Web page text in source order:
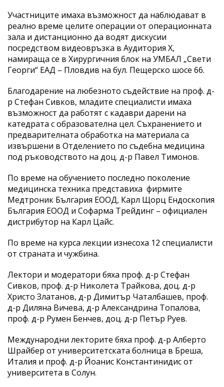
Участниците имаха възможност да наблюдават в
реално време целите операции от операционната
зала и дистанционно да водят дискусии
посредством видеовръзка в Аудитория X,
намираща се в Хирургичния блок на УМБАЛ „Свети
Георги“ ЕАД – Пловдив на бул. Пещерско шосе 66.
Благодарение на любезното съдействие на проф. д-
р Стефан Сивков, младите специалисти имаха
възможност да работят с кадаври дарени на
катедрата с образователна цел. Съхранението и
предварителната обработка на материала са
извършени в Отделението по съдебна медицина
под ръководството на доц. д-р Павел Тимонов.
По време на обучението последно поколение
медицинска техника представиха фирмите
Медтроник България ЕООД, Карл Щорц Ендоскопия
България ЕООД и Софарма Трейдинг – официален
дистрибутор на Карл Цайс.
По време на курса лекции изнесоха 12 специалисти
от страната и чужбина.
Лектори и модератори бяха проф. д-р Стефан
Сивков, проф. д-р Николета Трайкова, доц. д-р
Христо Златанов, д-р Димитър Чаталбашев, проф.
д-р Диляна Вичева, д-р Александрина Топалова,
проф. д-р Румен Бенчев, доц. д-р Петър Руев.
Международни лекторите бяха проф. д-р Алберто
Шрайбер от университетската болница в Бреша,
Италия и проф. д-р Йоанис Константинидис от
университета в Солун.